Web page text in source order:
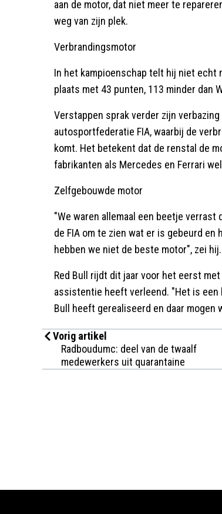
aan de motor, dat niet meer te
weg van zijn plek.
Verbrandingsmotor
In het kampioenschap telt hij niet echt
plaats met 43 punten, 113 minder dan
Verstappen sprak verder zijn
autosportfederatie FIA, waarbij de
komt. Het betekent dat de renstal de
fabrikanten als Mercedes en Ferrari
Zelfgebouwde motor
"We waren allemaal een beetje
de FIA om te zien wat er is gebeurd
hebben we niet de beste motor", zei hij.
Red Bull rijdt dit jaar voor het eerst
assistentie heeft verleend. "Het is een
Bull heeft gerealiseerd en daar mogen
Vorig artikel
Radboudumc: deel van de twaalf
medewerkers uit quarantaine